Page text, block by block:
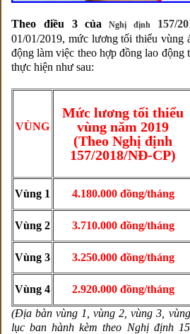
Theo điều 3 của Nghị định 157/
01/01/2019, mức lương tối thiểu vùng
động làm việc theo hợp đồng lao
thực hiện như sau:
VÙNG
Mức lương tối thiểu
vùng năm 2019
(Theo Nghị định
157/2018/NĐ-CP)
Vùng 1 4.180.000 đồng/tháng
Vùng 2 3.710.000 đồng/tháng
Vùng 3 3.250.000 đồng/tháng
Vùng 4 2.920.000 đồng/tháng
(Địa bàn vùng 1, vùng 2, vùng 3,
lục ban hành kèm theo Nghị định